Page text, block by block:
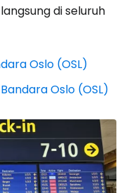
di seluruh
Oslo (OSL)
Oslo (OSL)